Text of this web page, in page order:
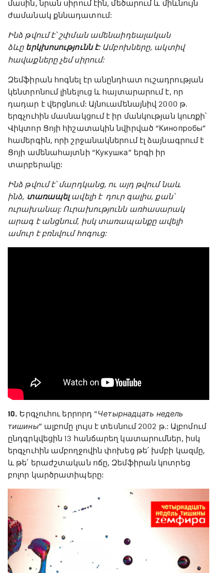
մասին, նրան սիրում էին, մեծարում և միևնույն
ժամանակ քննադատում:
Ինձ թվում է՝ շփման ամենաիդեալական
ձևը երկխոսությունն է: Ամբոխները, ակտիվ
հավաքները չեմ սիրում:
Զեմֆիրան հոգնել էր անընդհատ ուշադրության
կենտրոնում լինելուց և հայտարարում է, որ
դադար է վերցնում: Այնուամենայնիվ 2000 թ.
երգչուհին մասնակցում է իր մանկության կուռքի՝
Վիկտոր Ցոյի հիշատակին նվիրված “Кинопробы”
համերգին, որի շրջանակներում էլ ձայնագրում է
Ցոյի ամենահայտնի “Кукушка” երգի իր
տարբերակը:
Ինձ թվում է՝ մարդկանց, ու այդ թվում նաև
ինձ, տառապելավելի է դուր գալիս, քան՝
ուրախանալ: Ուրախությունն առհասարակ
արագ է անցնում, իսկ տառապանքը ավելի
ամուր է բռնվում հոգուց:
10. Երգչուհու երրորդ “Четырнадцать недель
тишины” ալբոմը լույս է տեսնում 2002 թ.: Ալբոմում
ընդգրկվեցին 13 հանճարեղ կատարումներ, իսկ
երգչուհին ամբողջովին փոխեց թե՛ խմբի կազմը,
և թե՛ երաժշտական ոճը, Զեմֆիրան կոտրեց
բոլոր կարծրատիպերը: